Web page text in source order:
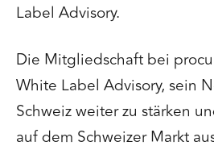
Label Advisory.
Die Mitgliedschaft bei
White Label Advisory, sein
Schweiz weiter zu stärken
auf dem Schweizer Markt